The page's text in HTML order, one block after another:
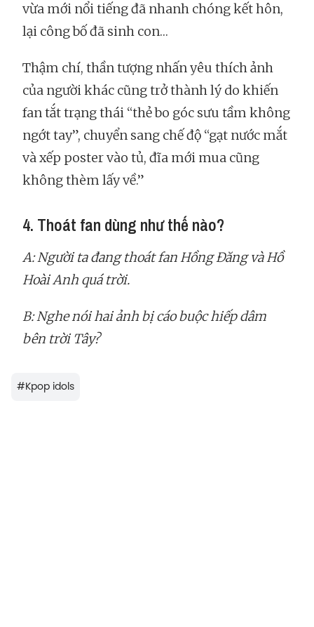
vừa mới nổi tiếng đã nhanh chóng kết hôn,
lại công bố đã sinh con…
Thậm chí, thần tượng nhấn yêu thích ảnh
của người khác cũng trở thành lý do khiến
fan tắt trạng thái “thẻ bo góc sưu tầm không
ngớt tay”, chuyển sang chế độ “gạt nước mắt
và xếp poster vào tủ, đĩa mới mua cũng
không thèm lấy về.”
4. Thoát fan dùng như thế nào?
A: Người ta đang thoát fan Hồng Đăng và Hồ
Hoài Anh quá trời.
B: Nghe nói hai ảnh bị cáo buộc hiếp dâm
bên trời Tây?
#Kpop idols